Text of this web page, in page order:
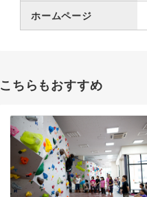
ホームページ
こちらもおすすめ